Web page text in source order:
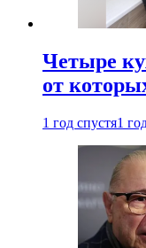
Четыре
от
1 год спустя1